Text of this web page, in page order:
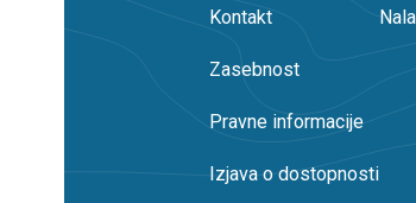
Kontakt
Zasebnost
Pravne informacije
Izjava o dostopnosti